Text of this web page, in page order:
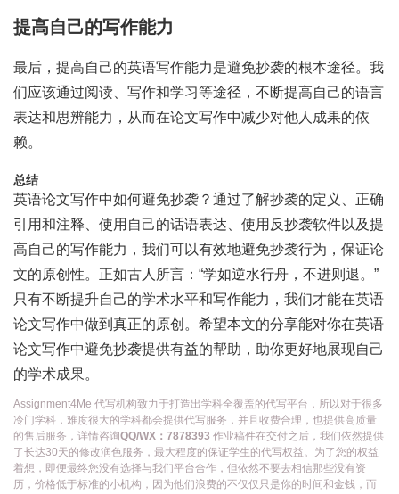
提高自己的写作能力
最后，提高自己的英语写作能力是避免抄袭的根本途径。我
们应该通过阅读、写作和学习等途径，不断提高自己的语言
表达和思辨能力，从而在论文写作中减少对他人成果的依
赖。
总结
英语论文写作中如何避免抄袭？通过了解抄袭的定义、正确
引用和注释、使用自己的话语表达、使用反抄袭软件以及提
高自己的写作能力，我们可以有效地避免抄袭行为，保证论
文的原创性。正如古人所言：“学如逆水行舟，不进则退。”
只有不断提升自己的学术水平和写作能力，我们才能在英语
论文写作中做到真正的原创。希望本文的分享能对你在英语
论文写作中避免抄袭提供有益的帮助，助你更好地展现自己
的学术成果。
Assignment4Me 代写机构致力于打造出学科全覆盖的代写平台，所以对于很多
冷门学科，难度很大的学科都会提供代写服务，并且收费合理，也提供高质量
的售后服务，详情咨询QQ/WX：7878393 作业稿件在交付之后，我们依然提供
了长达30天的修改润色服务，最大程度的保证学生的代写权益。为了您的权益
着想，即便最终您没有选择与我们平台合作，但依然不要去相信那些没有资
历，价格低于标准的小机构，因为他们浪费的不仅仅只是你的时间和金钱，而